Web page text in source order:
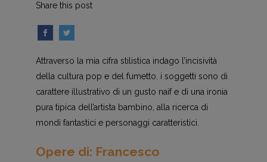
Share this post
Attraverso la mia cifra stilistica indago l’incisività
della cultura pop e del fumetto. i soggetti sono di
carattere illustrativo di un gusto naif e di una ironia
pura tipica dell’artista bambino, alla ricerca di
mondi fantastici e personaggi caratteristici.
Opere di: Francesco